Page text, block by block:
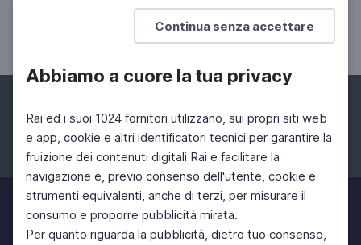
Continua senza accettare
Abbiamo a cuore la tua privacy
Rai ed i suoi 1024 fornitori utilizzano, sui propri siti web
e app, cookie e altri identificatori tecnici per garantire la
fruizione dei contenuti digitali Rai e facilitare la
navigazione e, previo consenso dell'utente, cookie e
strumenti equivalenti, anche di terzi, per misurare il
consumo e proporre pubblicità mirata.
Per quanto riguarda la pubblicità, dietro tuo consenso,
Nuovi e antichi percorsi
Mario Epifani, Direttore di Palazzo Reale
Facebook Instagram Twitter